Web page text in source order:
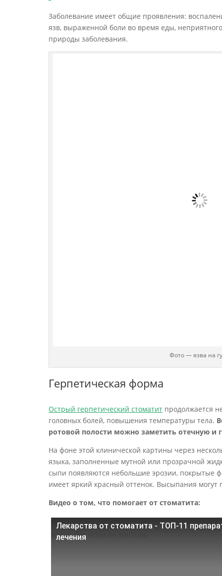
Заболевание имеет общие проявления:
язв, выраженной боли во время еды,
природы заболевания.
Фото — язва на
Герпетическая форма
Острый герпетический стоматит продолжается
головных болей, повышения температуры тела.
ротовой полости можно заметить отечную и
На фоне этой клинической картины через
языка, заполненные мутной или прозрачной
сыпи появляются небольшие эрозии, покрытые
имеет яркий красный оттенок. Высыпания могут
Видео о том, что помогает от стоматита:
Лекарства от стоматита - ТОП-11
лечения
Watch this video on YouTube